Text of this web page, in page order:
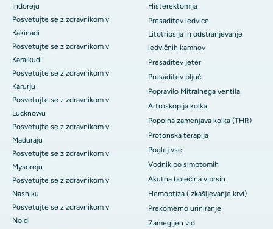
Indoreju
Posvetujte se z zdravnikom v
Kakinadi
Posvetujte se z zdravnikom v
Karaikudi
Posvetujte se z zdravnikom v
Karurju
Posvetujte se z zdravnikom v
Lucknowu
Posvetujte se z zdravnikom v
Maduraju
Posvetujte se z zdravnikom v
Mysoreju
Posvetujte se z zdravnikom v
Nashiku
Posvetujte se z zdravnikom v
Noidi
Histerektomija
Presaditev ledvice
Litotripsija in odstranjevanje
ledvičnih kamnov
Presaditev jeter
Presaditev pljuč
Popravilo Mitralnega ventila
Artroskopija kolka
Popolna zamenjava kolka (THR)
Protonska terapija
Poglej vse
Vodnik po simptomih
Akutna bolečina v prsih
Hemoptiza (izkašljevanje krvi)
Prekomerno uriniranje
Zamegljen vid